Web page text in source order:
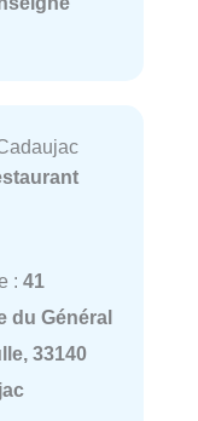
: 41
du Général
33140